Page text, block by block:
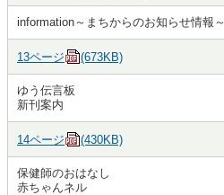
information～まちからのお知らせ情報～
13ページ (673KB)
ゆう伝言板
新刊案内
14ページ (430KB)
保健師のおはなし
赤ちゃんネル